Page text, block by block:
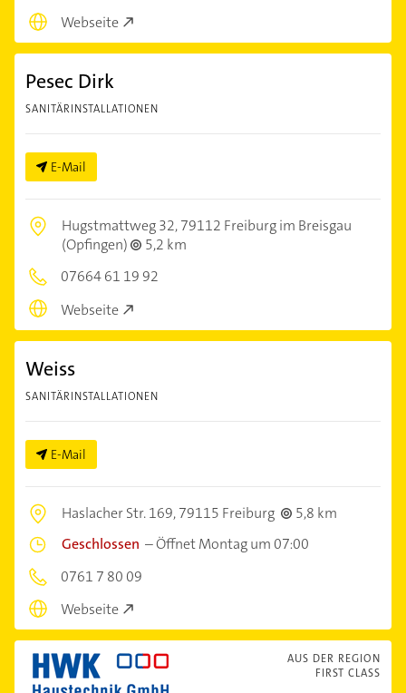
Webseite
Pesec Dirk
SANITÄRINSTALLATIONEN
E-Mail
Hugstmattweg 32,79112 Freiburg im Breisgau
(Opfingen)
5,2 km
07664 61 19 92
Webseite
Weiss
SANITÄRINSTALLATIONEN
E-Mail
Haslacher Str. 169,79115 Freiburg
5,8 km
Geschlossen –Öffnet Montag um 07:00
0761 7 80 09
Webseite
AUS DER REGION
FIRST CLASS